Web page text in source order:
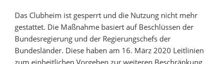
Das Clubheim ist gesperrt und die Nutzung nicht mehr
gestattet. Die Maßnahme basiert auf Beschlüssen der
Bundesregierung und der Regierungschefs der
Bundesländer. Diese haben am 16. März 2020 Leitlinien